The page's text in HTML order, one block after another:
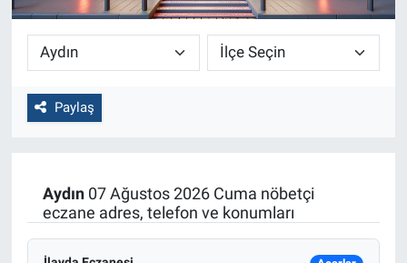
Paylaş
Aydın07 Ağustos 2026 Cuma nöbetçi
eczane adres, telefon ve konumları